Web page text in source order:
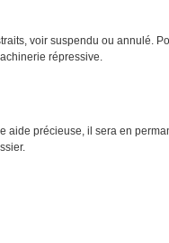
voir suspendu ou annulé.
répressive.
aide précieuse, il sera en